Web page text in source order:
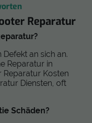
Reparatur
an sich an.
Reparatur in
Reparatur Kosten
Diensten, oft
Schäden?